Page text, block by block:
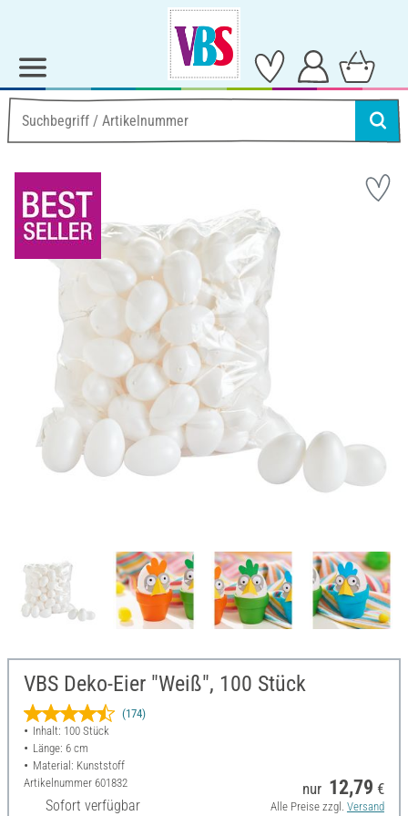
VBS Deko-Eier "Weiß", 100 Stück
(174)
Inhalt: 100 Stück
Länge: 6 cm
Material: Kunststoff
Artikelnummer 601832
Sofort verfügbar
nur 12,79 €
Alle Preise zzgl. Versand